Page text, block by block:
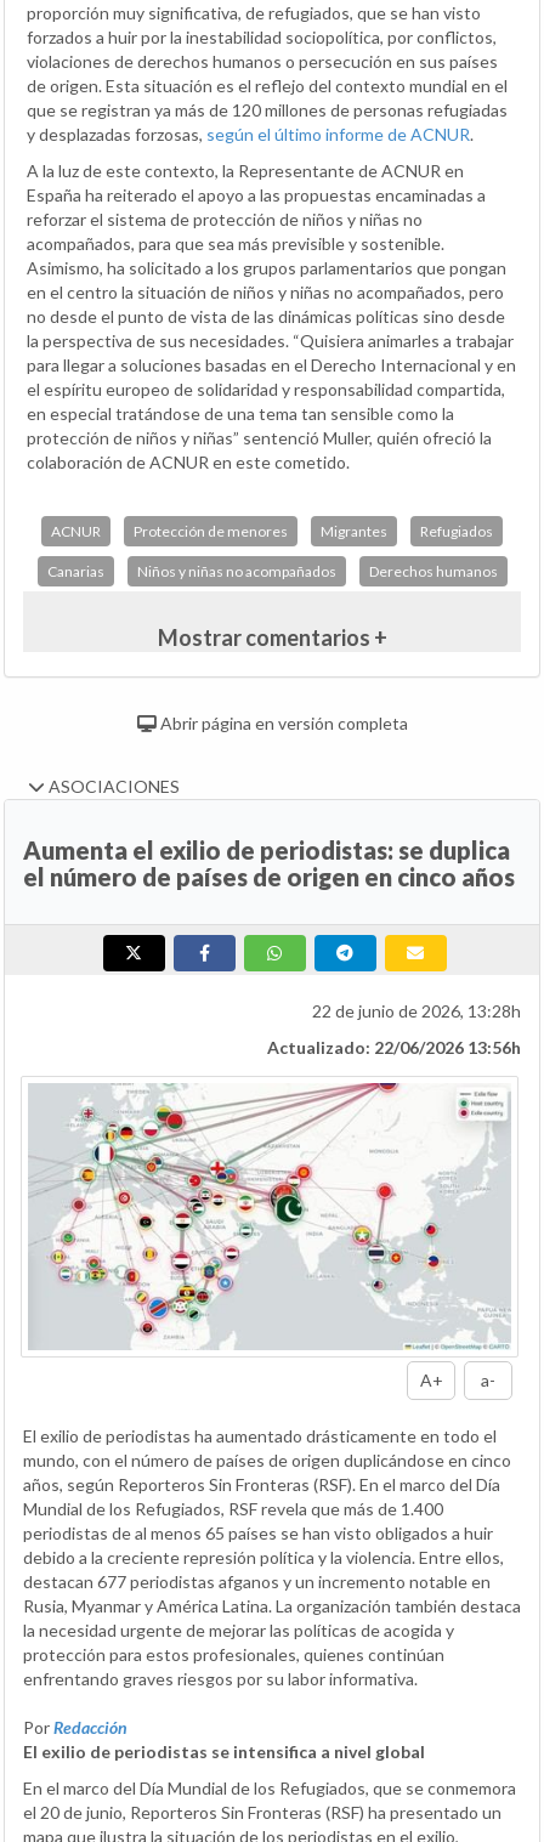
proporción muy significativa, de refugiados, que se han visto
forzados a huir por la inestabilidad sociopolítica, por conflictos,
violaciones de derechos humanos o persecución en sus países
de origen. Esta situación es el reflejo del contexto mundial en el
que se registran ya más de 120 millones de personas refugiadas
y desplazadas forzosas, según el último informe de ACNUR.
A la luz de este contexto, la Representante de ACNUR en
España ha reiterado el apoyo a las propuestas encaminadas a
reforzar el sistema de protección de niños y niñas no
acompañados, para que sea más previsible y sostenible.
Asimismo, ha solicitado a los grupos parlamentarios que pongan
en el centro la situación de niños y niñas no acompañados, pero
no desde el punto de vista de las dinámicas políticas sino desde
la perspectiva de sus necesidades. “Quisiera animarles a trabajar
para llegar a soluciones basadas en el Derecho Internacional y en
el espíritu europeo de solidaridad y responsabilidad compartida,
en especial tratándose de una tema tan sensible como la
protección de niños y niñas” sentenció Muller, quién ofreció la
colaboración de ACNUR en este cometido.
ACNUR Protección de menores Migrantes Refugiados
Canarias Niños y niñas no acompañados Derechos humanos
Mostrar comentarios +
Abrir página en versión completa
ASOCIACIONES
Aumenta el exilio de periodistas: se duplica
el número de países de origen en cinco años
22 de junio de 2026, 13:28h
Actualizado: 22/06/2026 13:56h
A+ a-
El exilio de periodistas ha aumentado drásticamente en todo el
mundo, con el número de países de origen duplicándose en cinco
años, según Reporteros Sin Fronteras (RSF). En el marco del Día
Mundial de los Refugiados, RSF revela que más de 1.400
periodistas de al menos 65 países se han visto obligados a huir
debido a la creciente represión política y la violencia. Entre ellos,
destacan 677 periodistas afganos y un incremento notable en
Rusia, Myanmar y América Latina. La organización también destaca
la necesidad urgente de mejorar las políticas de acogida y
protección para estos profesionales, quienes continúan
enfrentando graves riesgos por su labor informativa.
PorRedacción
El exilio de periodistas se intensifica a nivel global
En el marco del Día Mundial de los Refugiados, que se conmemora
el 20 de junio, Reporteros Sin Fronteras (RSF) ha presentado un
mapa que ilustra la situación de los periodistas en el exilio,